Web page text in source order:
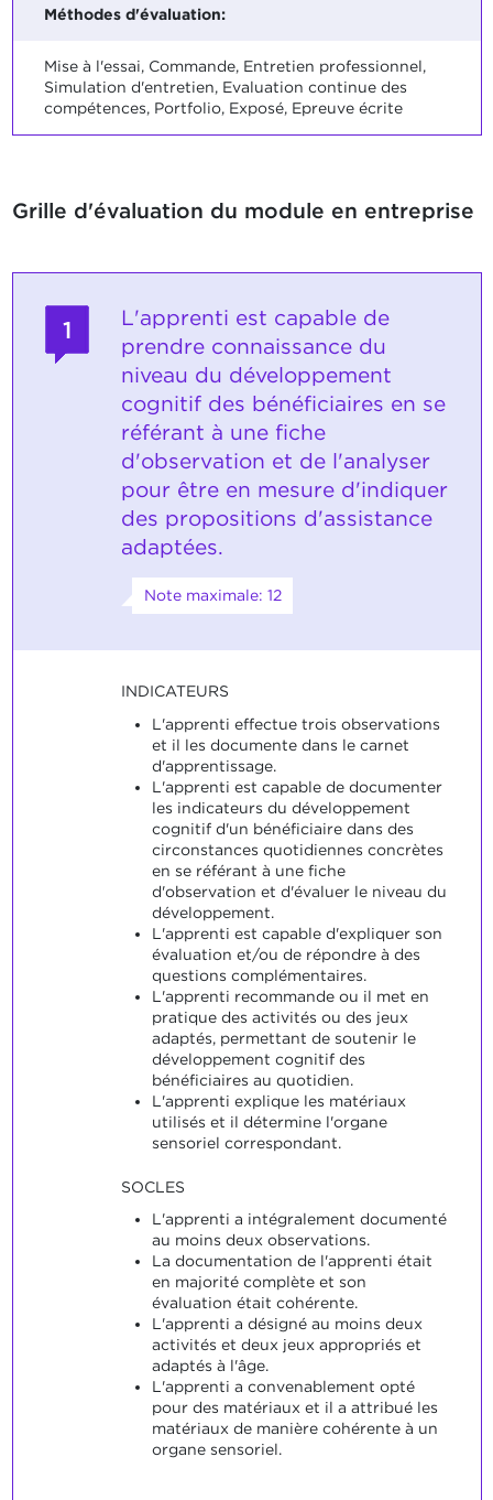
Méthodes d'évaluation:
Mise à l'essai, Commande, Entretien professionnel,
Simulation d'entretien, Evaluation continue des
compétences, Portfolio, Exposé, Epreuve écrite
Grille d'évaluation du module en entreprise
1
L'apprenti est capable de
prendre connaissance du
niveau du développement
cognitif des bénéficiaires en se
référant à une fiche
d'observation et de l'analyser
pour être en mesure d'indiquer
des propositions d'assistance
adaptées.
Note maximale: 12
INDICATEURS
L'apprenti effectue trois observations
et il les documente dans le carnet
d'apprentissage.
L'apprenti est capable de documenter
les indicateurs du développement
cognitif d'un bénéficiaire dans des
circonstances quotidiennes concrètes
en se référant à une fiche
d'observation et d'évaluer le niveau du
développement.
L'apprenti est capable d'expliquer son
évaluation et/ou de répondre à des
questions complémentaires.
L'apprenti recommande ou il met en
pratique des activités ou des jeux
adaptés, permettant de soutenir le
développement cognitif des
bénéficiaires au quotidien.
L'apprenti explique les matériaux
utilisés et il détermine l'organe
sensoriel correspondant.
SOCLES
L'apprenti a intégralement documenté
au moins deux observations.
La documentation de l'apprenti était
en majorité complète et son
évaluation était cohérente.
L'apprenti a désigné au moins deux
activités et deux jeux appropriés et
adaptés à l'âge.
L'apprenti a convenablement opté
pour des matériaux et il a attribué les
matériaux de manière cohérente à un
organe sensoriel.